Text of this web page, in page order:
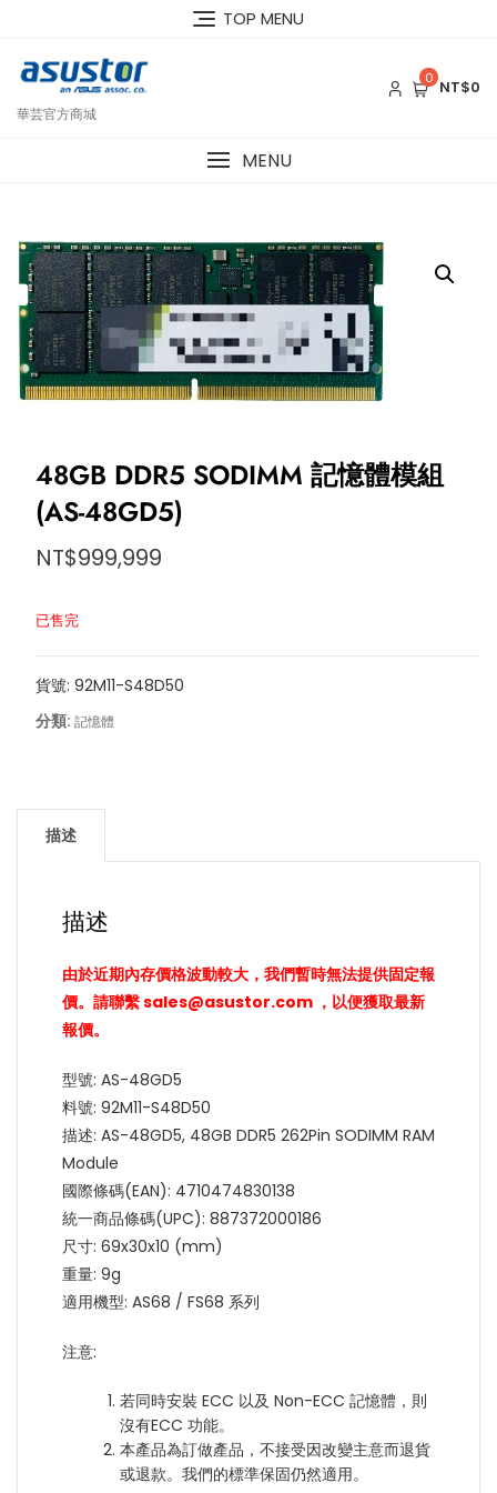
content
TOP MENU
華芸官方商城
0 NT$0
MENU
48GB DDR5 SODIMM 記憶體模組
(AS-48GD5)
NT$999,999
已售完
貨號: 92M11-S48D50
分類: 記憶體
描述
描述
由於近期內存價格波動較大，我們暫時無法提供固定報
價。請聯繫 sales@asustor.com ，以便獲取最新
報價。
型號: AS-48GD5
料號: 92M11-S48D50
描述: AS-48GD5, 48GB DDR5 262Pin SODIMM RAM
Module
國際條碼(EAN): 4710474830138
統一商品條碼(UPC): 887372000186
尺寸: 69x30x10 (mm)
重量: 9g
適用機型: AS68 / FS68 系列
注意:
若同時安裝 ECC 以及 Non-ECC 記憶體，則
沒有ECC 功能。
本產品為訂做產品，不接受因改變主意而退貨
或退款。我們的標準保固仍然適用。